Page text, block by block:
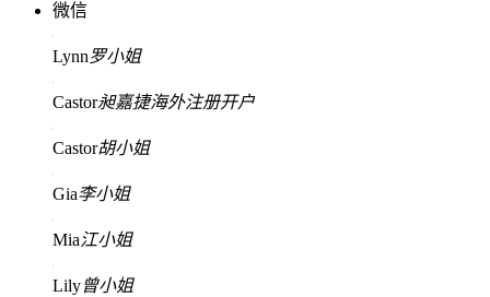
微信
Lynn罗小姐
Castor昶嘉捷海外注册开户
Castor胡小姐
Gia李小姐
Mia江小姐
Lily曾小姐